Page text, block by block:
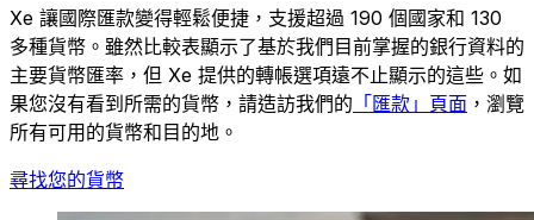
Xe 讓國際匯款變得輕鬆便捷，支援超過 190 個國家和 130
多種貨幣。雖然比較表顯示了基於我們目前掌握的銀行資料的
主要貨幣匯率，但 Xe 提供的轉帳選項遠不止顯示的這些。如
果您沒有看到所需的貨幣，請造訪我們的 「匯款」頁面 ，瀏覽
所有可用的貨幣和目的地。
尋找您的貨幣